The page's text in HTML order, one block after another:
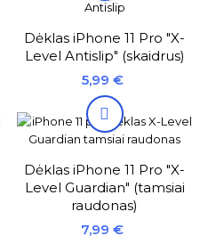
Dėklas iPhone 11 Pro "X-
Level Antislip" (skaidrus)
Kaina
5,99 €

Dėklas iPhone 11 Pro "X-
Level Guardian" (tamsiai
raudonas)
Kaina
7,99 €